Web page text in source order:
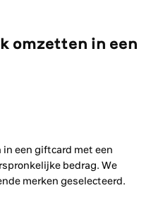
omzetten in een
een giftcard met een
bedrag. We
merken geselecteerd.